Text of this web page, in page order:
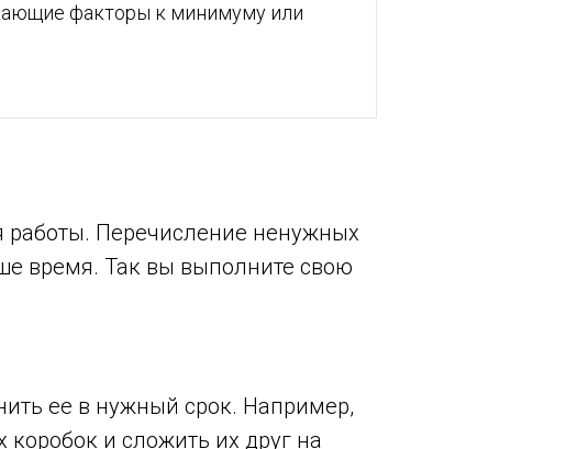
факторы к минимуму или
работы. Перечисление ненужных
время. Так вы выполните свою
ее в нужный срок. Например,
и сложить их друг на